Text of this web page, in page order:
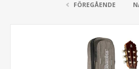
FÖREGÅENDE